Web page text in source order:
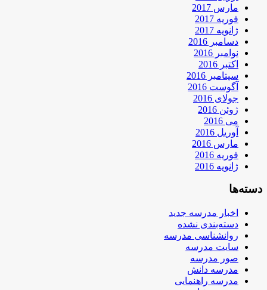
مارس 2017
فوریه 2017
ژانویه 2017
دسامبر 2016
نوامبر 2016
اکتبر 2016
سپتامبر 2016
آگوست 2016
جولای 2016
ژوئن 2016
می 2016
آوریل 2016
مارس 2016
فوریه 2016
ژانویه 2016
دسته‌ها
اخبار مدرسه جدید
دسته‌بندی نشده
روانشناسی مدرسه
سایت مدرسه
صور مدرسه
مدرسه دانش
مدرسه راهنمایی